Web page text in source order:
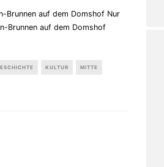
Brunnen auf dem Domshof Nur
Brunnen auf dem Domshof
KULTUR MITTE